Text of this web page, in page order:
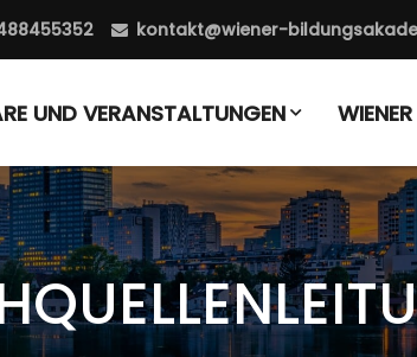
kontakt@wiener-
UND VERANSTALTUNGEN